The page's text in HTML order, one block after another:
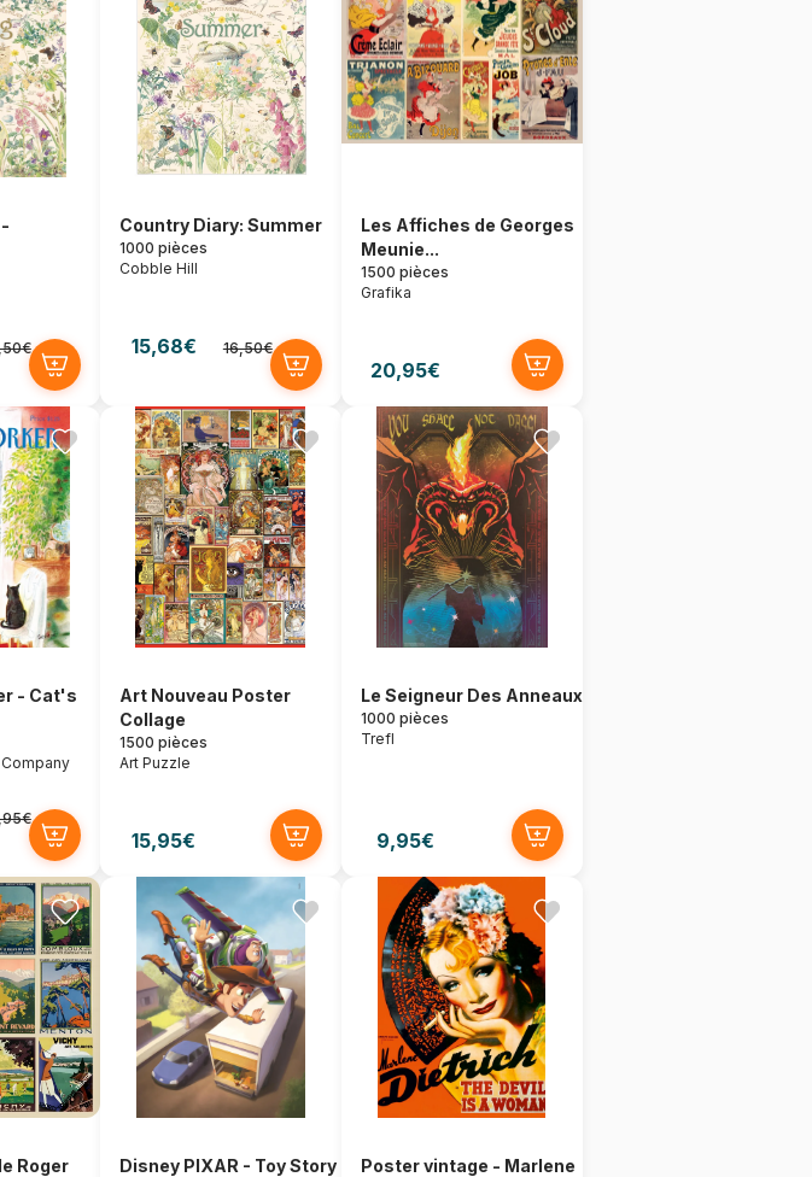
Country Diary: Summer
1000 pièces
Cobble Hill
15,68€ 16,50€
Les Affiches de Georges
Meunie...
1500 pièces
Grafika
20,95€
- Cat's
Art Nouveau Poster
Collage
1500 pièces
Art Puzzle
15,95€
Le Seigneur Des Anneaux
1000 pièces
Trefl
9,95€
Roger
Disney PIXAR - Toy Story
Poster vintage - Marlene